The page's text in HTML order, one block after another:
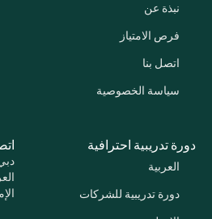
نبذة عن
فرص الامتياز
اتصل بنا
سياسة الخصوصية
دورة تدريبية احترافية
العربية
دورة تدريبية للشركات